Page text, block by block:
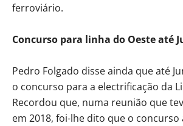
ferroviário.
Concurso para linha do Oeste até
Pedro Folgado disse ainda que até
o concurso para a electrificação da
Recordou que, numa reunião que
em 2018, foi-lhe dito que o concurso